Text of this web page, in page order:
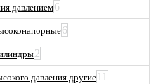
давлением6
6
2
давления другие 11